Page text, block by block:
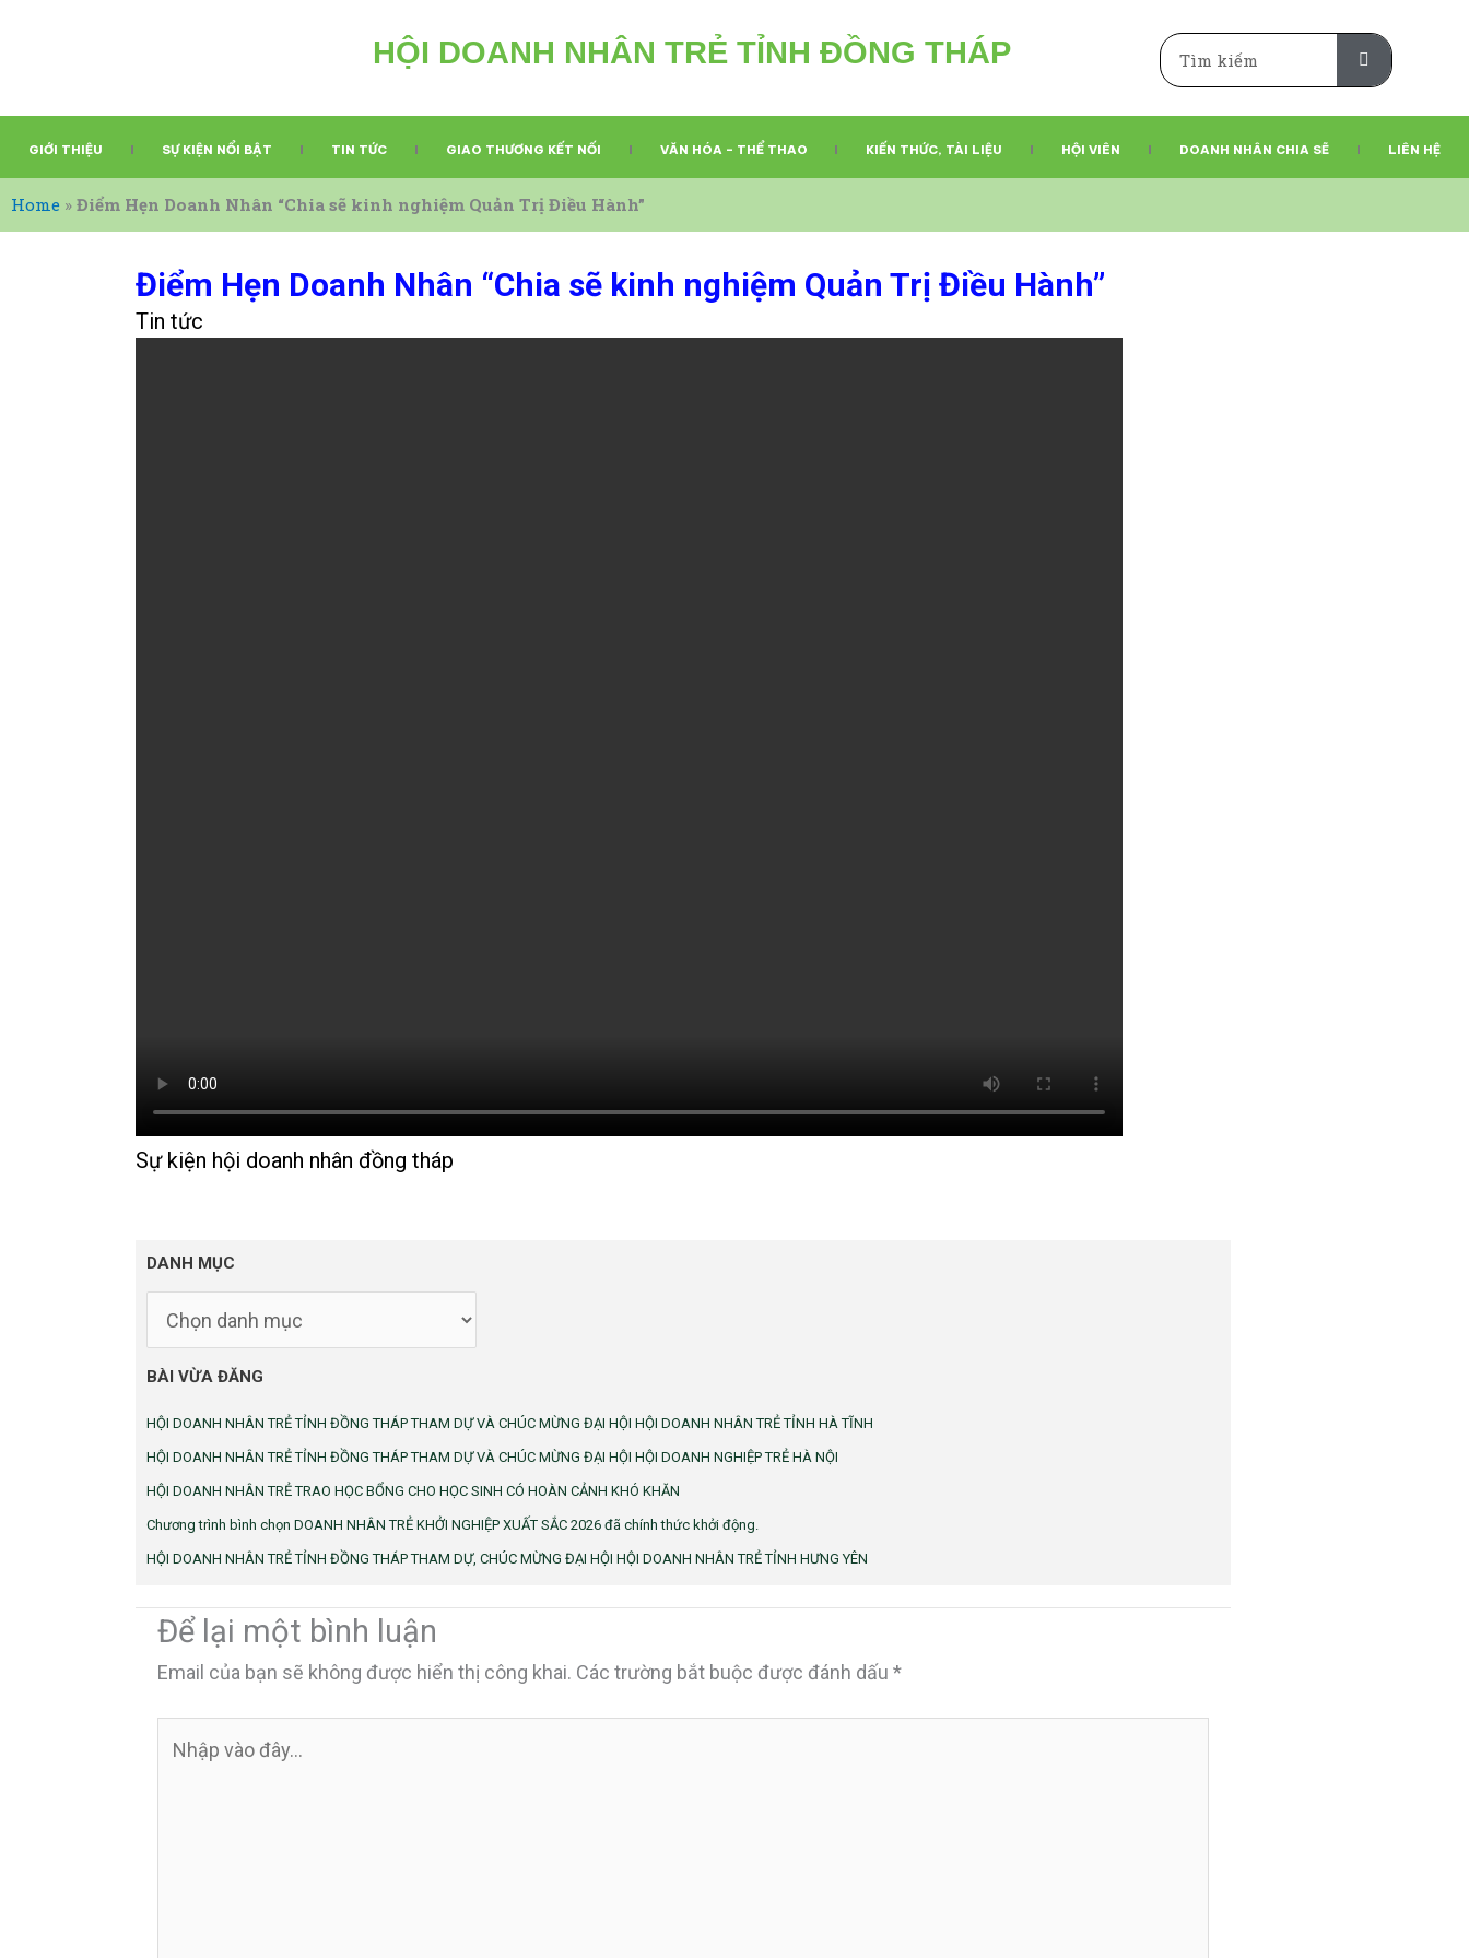
HỘI DOANH NHÂN TRẺ TỈNH ĐỒNG THÁP Search
GIỚI THIỆU SỰ KIỆN NỔI BẬT TIN TỨC GIAO THƯƠNG KẾT NỐI VĂN HÓA – THỂ THAO KIẾN THỨC, TÀI LIỆU HỘI VIÊN DOANH NHÂN CHIA SẼ LIÊN HỆ
Home » Điểm Hẹn Doanh Nhân “Chia sẽ kinh nghiệm Quản Trị Điều Hành”
Điểm Hẹn Doanh Nhân “Chia sẽ kinh nghiệm Quản Trị Điều Hành”
Tin tức
Sự kiện hội doanh nhân đồng tháp
DANH MỤC
DANH
BÀI VỪA ĐĂNG
HỘI DOANH NHÂN TRẺ TỈNH ĐỒNG THÁP THAM DỰ VÀ CHÚC MỪNG ĐẠI HỘI HỘI DOANH NHÂN TRẺ TỈNH HÀ TĨNH
HỘI DOANH NHÂN TRẺ TỈNH ĐỒNG THÁP THAM DỰ VÀ CHÚC MỪNG ĐẠI HỘI HỘI DOANH NGHIỆP TRẺ HÀ NỘI
HỘI DOANH NHÂN TRẺ TRAO HỌC BỔNG CHO HỌC SINH CÓ HOÀN CẢNH KHÓ KHĂN
Chương trình bình chọn DOANH NHÂN TRẺ KHỞI NGHIỆP XUẤT SẮC 2026 đã chính thức khởi động.
HỘI DOANH NHÂN TRẺ TỈNH ĐỒNG THÁP THAM DỰ, CHÚC MỪNG ĐẠI HỘI HỘI DOANH NHÂN TRẺ TỈNH HƯNG YÊN
Để lại một bình luận
Email của bạn sẽ không được hiển thị công khai. Các trường bắt buộc được đánh dấu *
vào